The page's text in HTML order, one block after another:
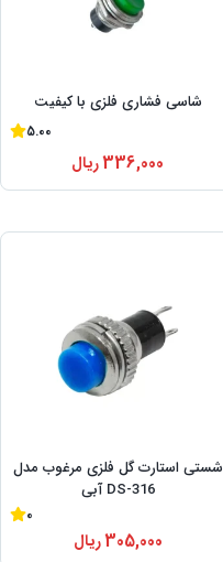
شاسی فشاری فلزی با کیفیت
5.00
336,000ریال
شستی استارت گل فلزی مرغوب مدل
DS-316 آبی
0
305,000ریال